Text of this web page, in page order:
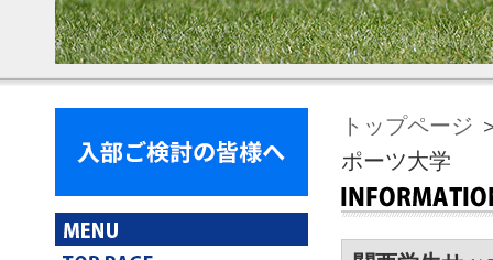
トップページ
ポーツ大学